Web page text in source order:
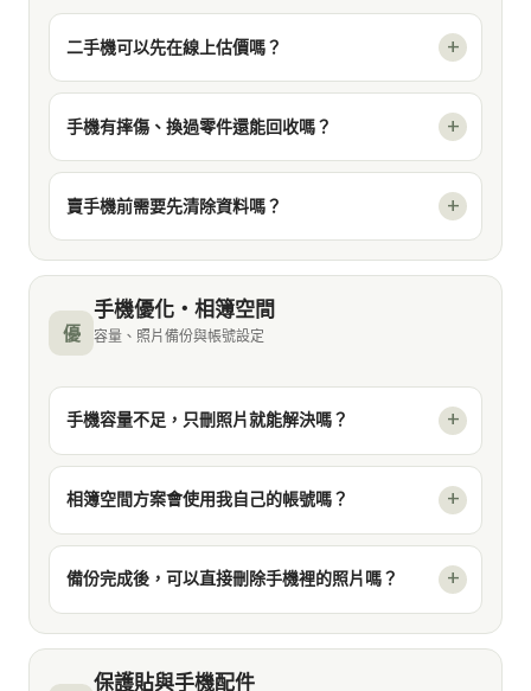
二手機可以先在線上估價嗎？
手機有摔傷、換過零件還能回收嗎？
賣手機前需要先清除資料嗎？
優
手機優化・相簿空間
容量、照片備份與帳號設定
手機容量不足，只刪照片就能解決嗎？
相簿空間方案會使用我自己的帳號嗎？
備份完成後，可以直接刪除手機裡的照片嗎？
保護貼與手機配件